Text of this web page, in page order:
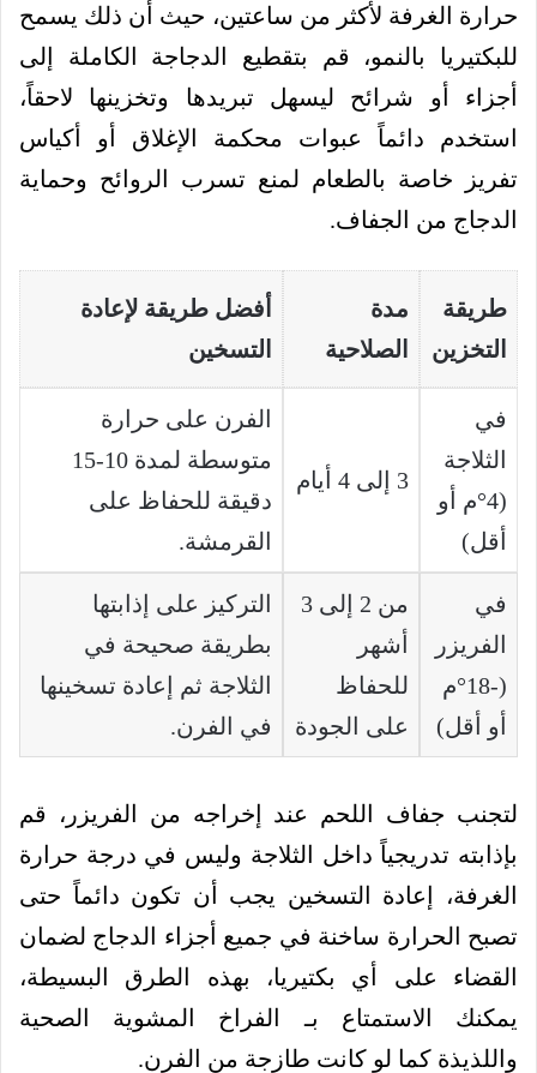
حرارة الغرفة لأكثر من ساعتين، حيث أن ذلك يسمح
للبكتيريا بالنمو، قم بتقطيع الدجاجة الكاملة إلى
أجزاء أو شرائح ليسهل تبريدها وتخزينها لاحقاً،
استخدم دائماً عبوات محكمة الإغلاق أو أكياس
تفريز خاصة بالطعام لمنع تسرب الروائح وحماية
الدجاج من الجفاف.
طريقة
التخزين
مدة
الصلاحية
أفضل طريقة لإعادة
التسخين
في
الثلاجة
(4°م أو
أقل)
3 إلى 4 أيام
الفرن على حرارة
متوسطة لمدة 10-15
دقيقة للحفاظ على
القرمشة.
في
الفريزر
(-18°م
أو أقل)
من 2 إلى 3
أشهر
للحفاظ
على الجودة
التركيز على إذابتها
بطريقة صحيحة في
الثلاجة ثم إعادة تسخينها
في الفرن.
لتجنب جفاف اللحم عند إخراجه من الفريزر، قم
بإذابته تدريجياً داخل الثلاجة وليس في درجة حرارة
الغرفة، إعادة التسخين يجب أن تكون دائماً حتى
تصبح الحرارة ساخنة في جميع أجزاء الدجاج لضمان
القضاء على أي بكتيريا، بهذه الطرق البسيطة،
يمكنك الاستمتاع بـ الفراخ المشوية الصحية
واللذيذة كما لو كانت طازجة من الفرن.